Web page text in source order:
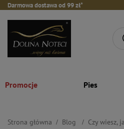
Darmowa dostawa od 99 zł*
Promocje Pies
Strona główna Blog Czy wiesz,